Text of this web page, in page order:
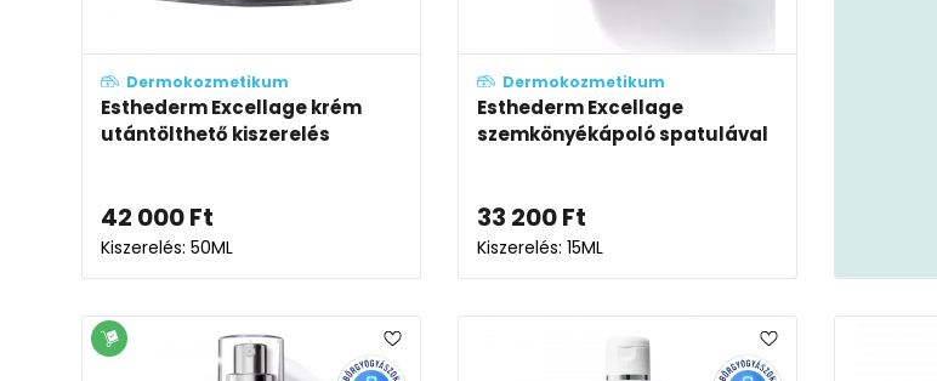
Dermokozmetikum
Esthederm Excellage krém
utántölthető kiszerelés
42 000Ft
Kiszerelés: 50ML
Dermokozmetikum
Esthederm Excellage
szemkönyékápoló spatulával
33 200Ft
Kiszerelés: 15ML